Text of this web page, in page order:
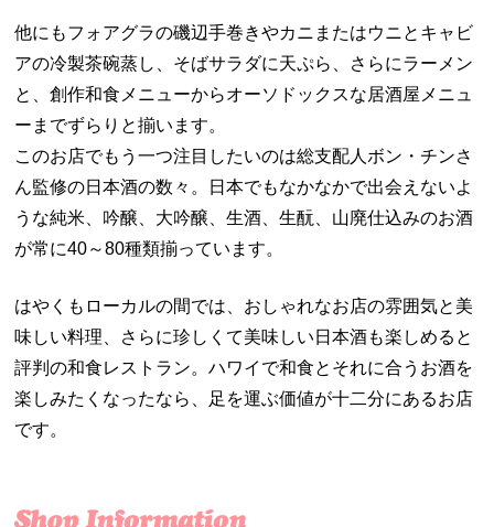
他にもフォアグラの磯辺手巻きやカニまたはウニとキャビ
アの冷製茶碗蒸し、そばサラダに天ぷら、さらにラーメン
と、創作和食メニューからオーソドックスな居酒屋メニュ
ーまでずらりと揃います。
このお店でもう一つ注目したいのは総支配人ボン・チンさ
ん監修の日本酒の数々。日本でもなかなかで出会えないよ
うな純米、吟醸、大吟醸、生酒、生酛、山廃仕込みのお酒
が常に40～80種類揃っています。
はやくもローカルの間では、おしゃれなお店の雰囲気と美
味しい料理、さらに珍しくて美味しい日本酒も楽しめると
評判の和食レストラン。ハワイで和食とそれに合うお酒を
楽しみたくなったなら、足を運ぶ価値が十二分にあるお店
です。